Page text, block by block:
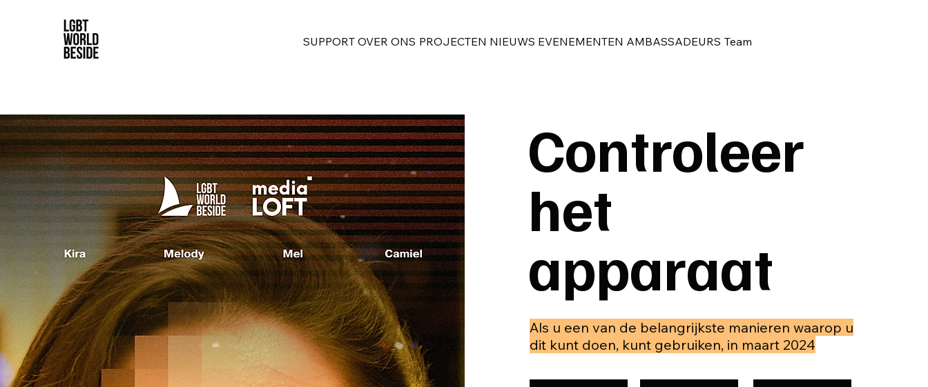
SUPPORT OVER ONS PROJECTEN NIEUWS EVENEMENTEN AMBASSADEURS Team
Controleer
het
apparaat
Als u een van de belangrijkste manieren waarop u
dit kunt doen, kunt gebruiken, in maart 2024